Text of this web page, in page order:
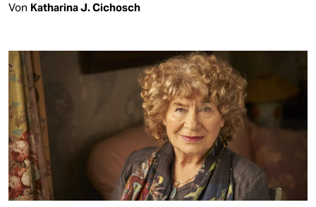
Von Katharina J. Cichosch